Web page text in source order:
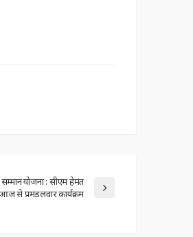
योजना : सीएम हेमंत
से प्रमंडलवार कार्यक्रम